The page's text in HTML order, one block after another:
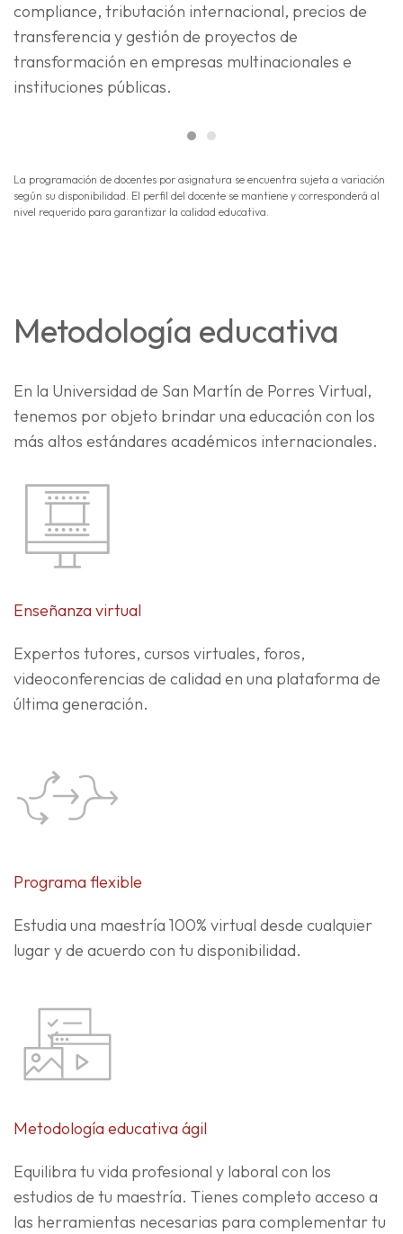
compliance, tributación internacional, precios de
transferencia y gestión de proyectos de
transformación en empresas multinacionales e
instituciones públicas.
La programación de docentes por asignatura se encuentra sujeta a variación
según su disponibilidad. El perfil del docente se mantiene y corresponderá al
nivel requerido para garantizar la calidad educativa.
Metodología educativa
En la Universidad de San Martín de Porres Virtual,
tenemos por objeto brindar una educación con los
más altos estándares académicos internacionales.
Enseñanza virtual
Expertos tutores, cursos virtuales, foros,
videoconferencias de calidad en una plataforma de
última generación.
Programa flexible
Estudia una maestría 100% virtual desde cualquier
lugar y de acuerdo con tu disponibilidad.
Metodología educativa ágil
Equilibra tu vida profesional y laboral con los
estudios de tu maestría. Tienes completo acceso a
las herramientas necesarias para complementar tu